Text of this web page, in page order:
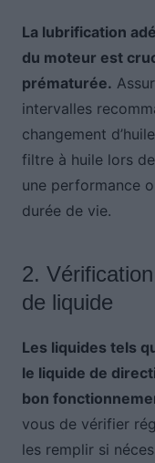
La lubrification
du moteur est
prématurée.
intervalles
changement
filtre à huile lors
une performance
durée de vie.
2.
de liquide
Les liquides tels
le liquide de
bon
vous de vérifier
les remplir si